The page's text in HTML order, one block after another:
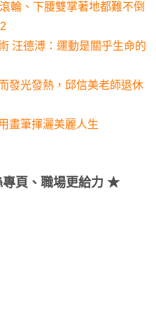
輪、下腰雙掌著地都難不倒
汪德溥：運動是關乎生命的
發光發熱，邱信美老師退休
畫筆揮灑美麗人生
專頁、職場更給力 ★